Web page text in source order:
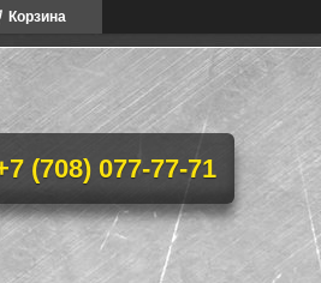
Корзина
(708) 077-77-71